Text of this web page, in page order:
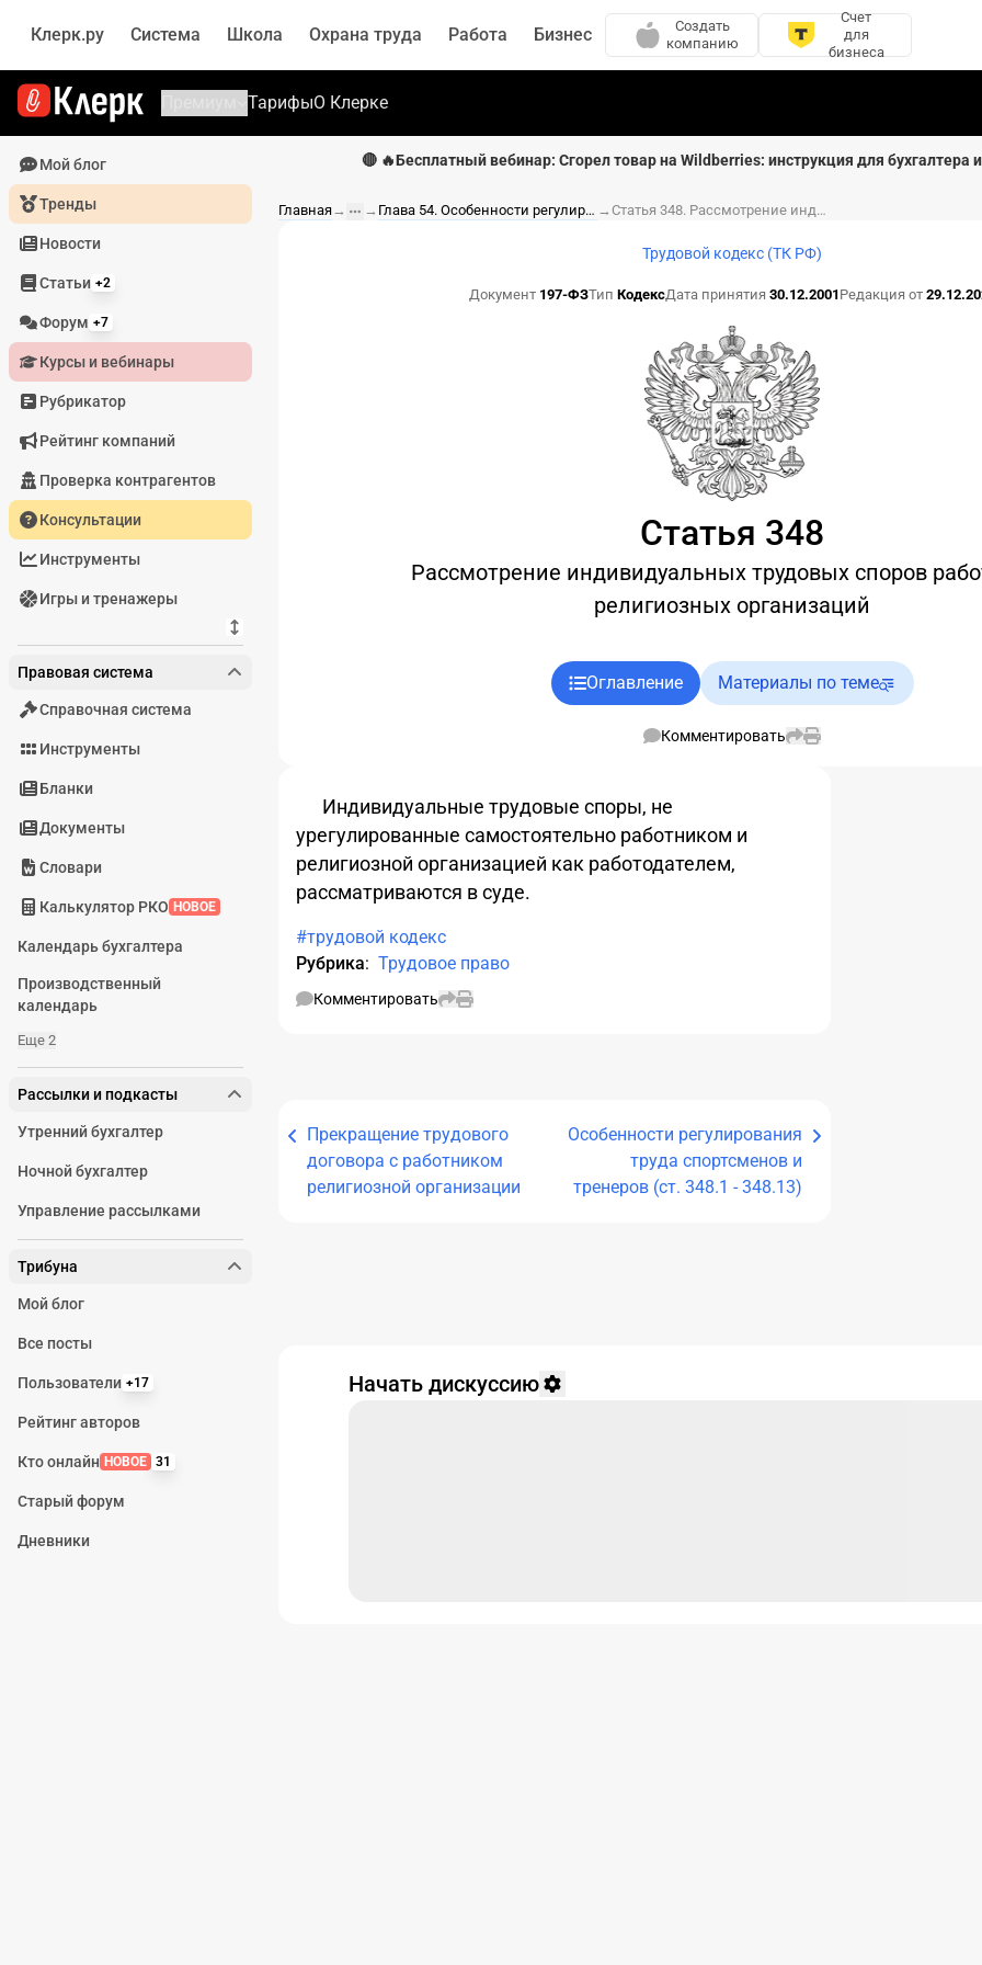
Клерк.ру Система Школа Охрана труда Работа Бизнес
Создать
компанию
Счет
для
бизнеса
ТарифыО Клерке
Мой блог
Тренды
Новости
Статьи +2
Форум +7
Курсы и вебинары
Рубрикатор
Рейтинг компаний
Проверка контрагентов
Консультации
Инструменты
Игры и тренажеры
Правовая система
Справочная система
Инструменты
Бланки
Документы
Словари
Калькулятор РКО НОВОЕ
Календарь бухгалтера
Производственный
календарь
Еще 2
Рассылки и подкасты
Утренний бухгалтер
Ночной бухгалтер
Управление рассылками
Трибуна
Мой блог
Все посты
Пользователи +17
Рейтинг авторов
Кто онлайн НОВОЕ 31
Старый форум
Дневники
🔴 🔥Бесплатный вебинар: Сгорел товар на Wildberries: инструкция для бухгалтера
Главная→ → Глава 54. Особенности регулирования труда работников религиозных организаций (ст. 342 - 348) → Статья 348. Рассмотрение индивидуальных трудовых споров работников религиозных организаций
Трудовой кодекс (ТК РФ)
Документ 197-ФЗТип КодексДата принятия 30.12.2001Редакция от
Статья 348
Рассмотрение индивидуальных трудовых споров
религиозных организаций
Оглавление Материалы по теме
Комментировать
Индивидуальные трудовые споры, не
урегулированные самостоятельно работником и
религиозной организацией как работодателем,
рассматриваются в суде.
#трудовой кодекс
Рубрика: Трудовое право
Комментировать
Прекращение трудового
договора с работником
религиозной организации
Особенности регулирования
труда спортсменов и
тренеров (ст. 348.1 - 348.13)
Начать дискуссию